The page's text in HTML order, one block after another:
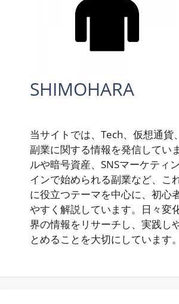
SHIMOHARA
当サイトでは、Tech、仮想通貨
副業に関する情報を発信してい
ルや暗号資産、SNSマーケティ
インで始められる副業など、こ
に役立つテーマを中心に、初心
やすく解説しています。日々変
界の情報をリサーチし、実践し
とめることを大切にしています。